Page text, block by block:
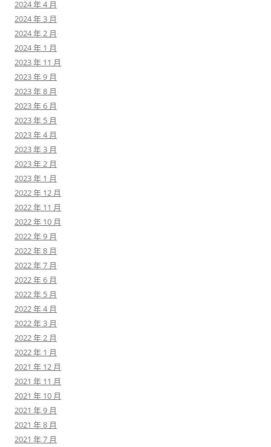
2024 年 4 月
2024 年 3 月
2024 年 2 月
2024 年 1 月
2023 年 11 月
2023 年 9 月
2023 年 8 月
2023 年 6 月
2023 年 5 月
2023 年 4 月
2023 年 3 月
2023 年 2 月
2023 年 1 月
2022 年 12 月
2022 年 11 月
2022 年 10 月
2022 年 9 月
2022 年 8 月
2022 年 7 月
2022 年 6 月
2022 年 5 月
2022 年 4 月
2022 年 3 月
2022 年 2 月
2022 年 1 月
2021 年 12 月
2021 年 11 月
2021 年 10 月
2021 年 9 月
2021 年 8 月
2021 年 7 月